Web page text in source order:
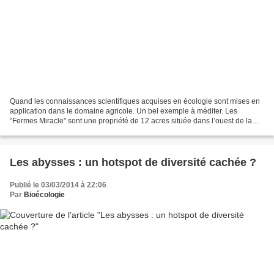
Quand les connaissances scientifiques acquises en écologie sont mises en
application dans le domaine agricole. Un bel exemple à méditer. Les
"Fermes Miracle" sont une propriété de 12 acres située dans l’ouest de la
Les abysses : un hotspot de diversité cachée ?
Publié le 03/03/2014 à 22:06
Par Bioécologie